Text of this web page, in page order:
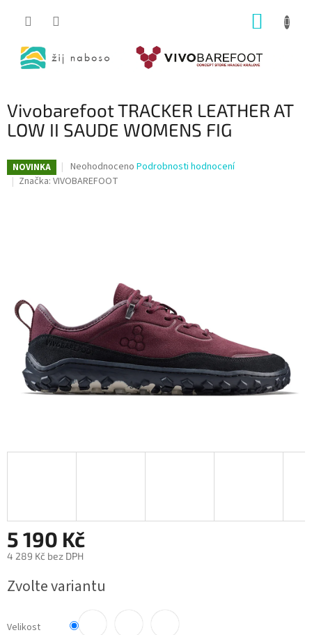
Vivobarefoot TRACKER LEATHER AT
LOW II SAUDE WOMENS FIG
NOVINKA
Průměrné
hodnocení
Neohodnoceno Podrobnosti hodnocení
Značka: VIVOBAREFOOT
5 190 Kč
4 289 Kč bez DPH
cena:
Zvolte variantu
Velikost